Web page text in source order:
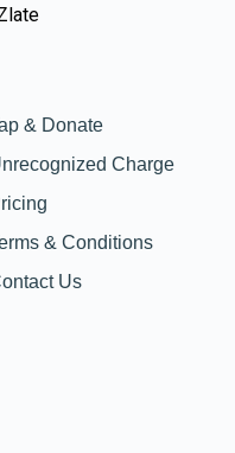
& Donate
Charge
& Conditions
Us